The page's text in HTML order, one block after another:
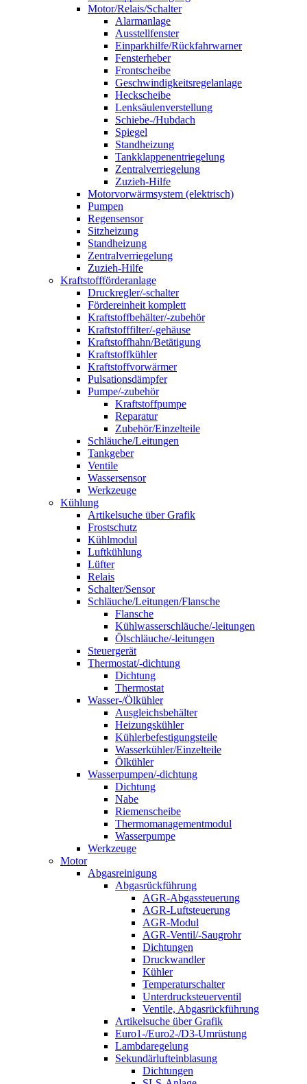
Motor/Relais/Schalter
Alarmanlage
Ausstellfenster
Einparkhilfe/Rückfahrwarner
Fensterheber
Frontscheibe
Geschwindigkeitsregelanlage
Heckscheibe
Lenksäulenverstellung
Schiebe-/Hubdach
Spiegel
Standheizung
Tankklappenentriegelung
Zentralverriegelung
Zuzieh-Hilfe
Motorvorwärmsystem (elektrisch)
Pumpen
Regensensor
Sitzheizung
Standheizung
Zentralverriegelung
Zuzieh-Hilfe
Kraftstoffförderanlage
Druckregler/-schalter
Fördereinheit komplett
Kraftstoffbehälter/-zubehör
Kraftstofffilter/-gehäuse
Kraftstoffhahn/Betätigung
Kraftstoffkühler
Kraftstoffvorwärmer
Pulsationsdämpfer
Pumpe/-zubehör
Kraftstoffpumpe
Reparatur
Zubehör/Einzelteile
Schläuche/Leitungen
Tankgeber
Ventile
Wassersensor
Werkzeuge
Kühlung
Artikelsuche über Grafik
Frostschutz
Kühlmodul
Luftkühlung
Lüfter
Relais
Schalter/Sensor
Schläuche/Leitungen/Flansche
Flansche
Kühlwasserschläuche/-leitungen
Ölschläuche/-leitungen
Steuergerät
Thermostat/-dichtung
Dichtung
Thermostat
Wasser-/Ölkühler
Ausgleichsbehälter
Heizungskühler
Kühlerbefestigungsteile
Wasserkühler/Einzelteile
Ölkühler
Wasserpumpen/-dichtung
Dichtung
Nabe
Riemenscheibe
Thermomanagementmodul
Wasserpumpe
Werkzeuge
Motor
Abgasreinigung
Abgasrückführung
AGR-Abgassteuerung
AGR-Luftsteuerung
AGR-Modul
AGR-Ventil/-Saugrohr
Dichtungen
Druckwandler
Kühler
Temperaturschalter
Unterdrucksteuerventil
Ventile, Abgasrückführung
Artikelsuche über Grafik
Euro1-/Euro2-/D3-Umrüstung
Lambdaregelung
Sekundärlufteinblasung
Dichtungen